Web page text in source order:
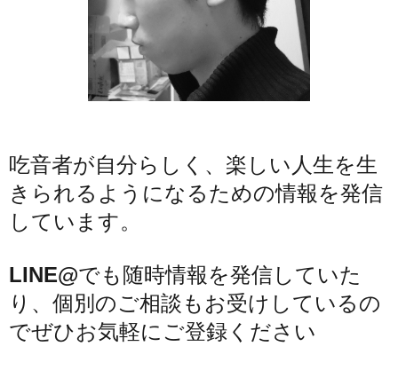
吃音者が自分らしく、楽しい人生を生
きられるようになるための情報を発信
しています。
LINE@でも随時情報を発信していた
り、個別のご相談もお受けしているの
でぜひお気軽にご登録ください